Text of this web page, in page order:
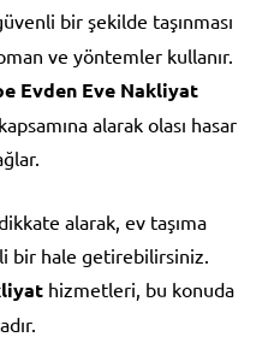
bir şekilde taşınması
ve yöntemler kullanır.
Evden Eve Nakliyat
alarak olası hasar
alarak, ev taşıma
bir hale getirebilirsiniz.
hizmetleri, bu konuda